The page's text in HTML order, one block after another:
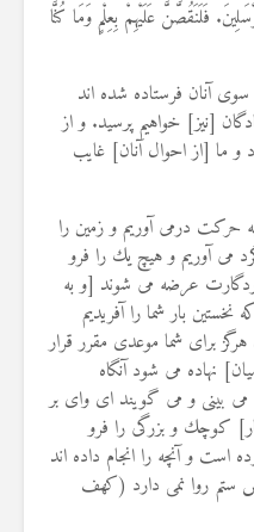
فَلَنَقُصَّنَّ عَلَيْهِمْ بِعِلْمٍ وَمَا كُنَّا
آنان فرستاده شده‏ اند
[نيز] خواهيم پرسيد. و از
ما [از احوال آنان] غايب
درمى ‏آوريم و زمين را
مى ‏آوريم و هيچ يك را فرو
عرضه مى ‏شوند [و به
بار شما را آفريديم
براى شما موعدى مقرر قرار
نهاده مى ‏شود آنگاه
مى ‏بينى و مى‏ گويند اى واى بر
كوچك و بزرگى را فرو
است و آنچه را انجام داده‏ اند
ستم روا نمى دارد (کهف